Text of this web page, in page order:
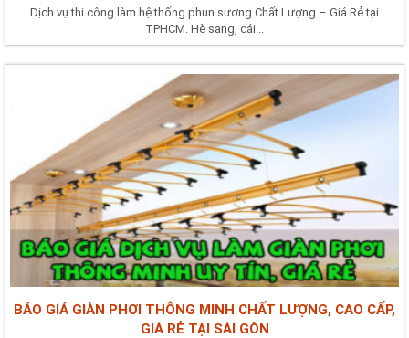
Dịch vụ thi công làm hệ thống phun sương Chất Lượng – Giá Rẻ tại
TPHCM. Hè sang, cái...
BÁO GIÁ GIÀN PHƠI THÔNG MINH CHẤT LƯỢNG, CAO CẤP,
GIÁ RẺ TẠI SÀI GÒN